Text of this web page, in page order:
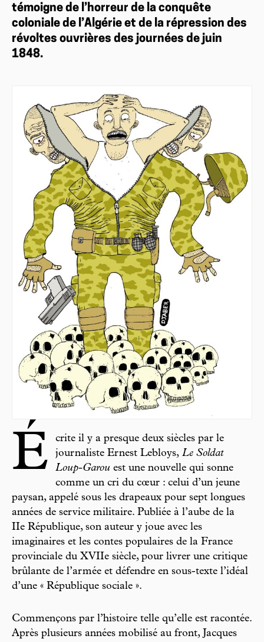
témoigne de l’horreur de la conquête
coloniale de l’Algérie et de la répression des
révoltes ouvrières des journées de juin
1848.
É
crite il y a presque deux siècles par le
journaliste Ernest Lebloys, Le Soldat
Loup-Garou est une nouvelle qui sonne
comme un cri du cœur : celui d’un jeune
paysan, appelé sous les drapeaux pour sept longues
années de service militaire. Publiée à l’aube de la
IIe République, son auteur y joue avec les
imaginaires et les contes populaires de la France
provinciale du XVIIe siècle, pour livrer une critique
brûlante de l’armée et défendre en sous-texte l’idéal
d’une « République sociale ».
Commençons par l’histoire telle qu’elle est racontée.
Après plusieurs années mobilisé au front, Jacques